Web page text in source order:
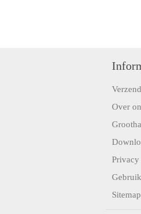
Over
Sitemap